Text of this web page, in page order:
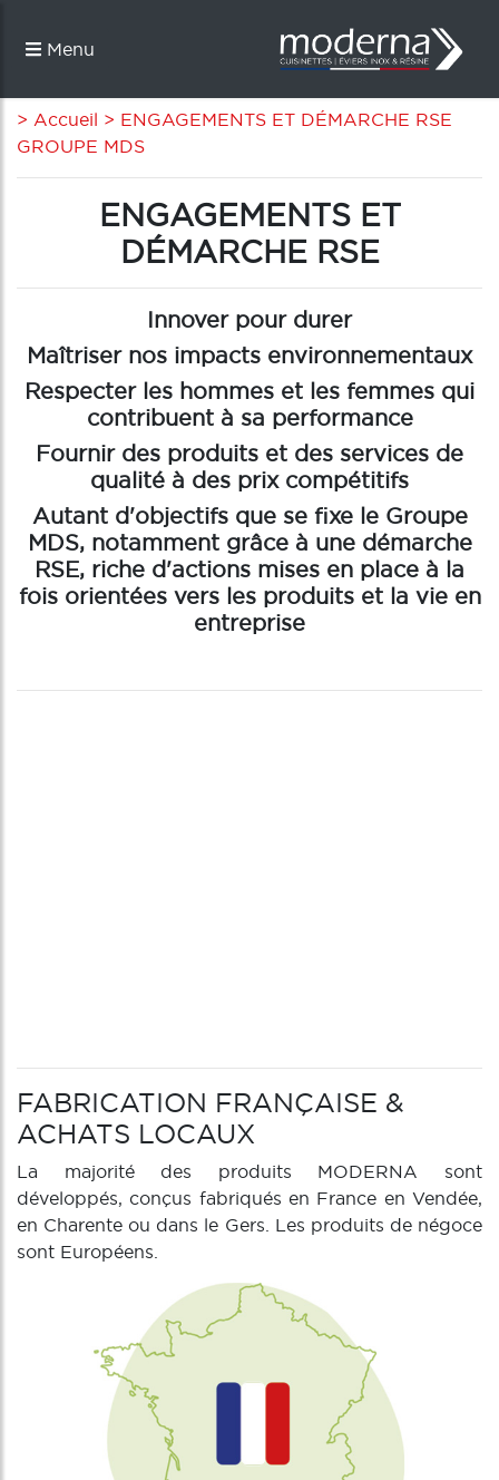
Menu
> Accueil > ENGAGEMENTS ET DÉMARCHE RSE
GROUPE MDS
ENGAGEMENTS ET
DÉMARCHE RSE
Innover pour durer
Maîtriser nos impacts environnementaux
Respecter les hommes et les femmes qui
contribuent à sa performance
Fournir des produits et des services de
qualité à des prix compétitifs
Autant d'objectifs que se fixe le Groupe
MDS, notamment grâce à une démarche
RSE, riche d'actions mises en place à la
fois orientées vers les produits et la vie en
entreprise
FABRICATION FRANÇAISE &
ACHATS LOCAUX
La majorité des produits MODERNA sont
développés, conçus fabriqués en France en Vendée,
en Charente ou dans le Gers. Les produits de négoce
sont Européens.